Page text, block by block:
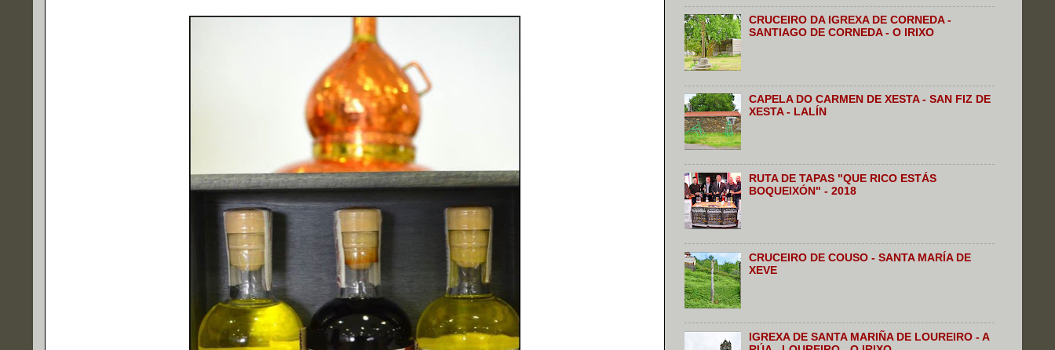
CRUCEIRO DA IGREXA DE CORNEDA -
SANTIAGO DE CORNEDA - O IRIXO
CAPELA DO CARMEN DE XESTA - SAN FIZ DE
XESTA - LALÍN
RUTA DE TAPAS "QUE RICO ESTÁS
BOQUEIXÓN" - 2018
CRUCEIRO DE COUSO - SANTA MARÍA DE
XEVE
IGREXA DE SANTA MARIÑA DE LOUREIRO - A